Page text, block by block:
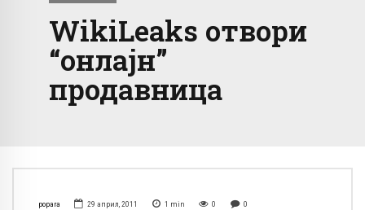
WikiLeaks отвори
“онлајн”
продавница
popara 29 април, 2011 1 min 0 0